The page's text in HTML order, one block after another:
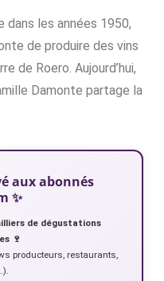
dans les années 1950,
de produire des vins
de Roero. Aujourd’hui,
Damonte partage la
aux abonnés
✨
de dégustations
🍷
producteurs, restaurants,